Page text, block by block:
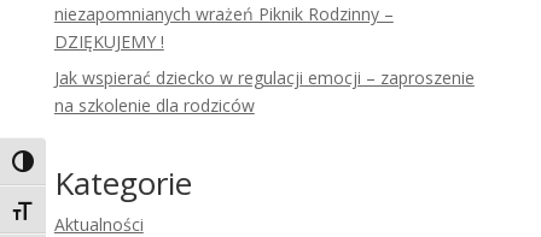
Toggle High Contrast
Toggle Font size
niezapomnianych wrażeń Piknik Rodzinny –
DZIĘKUJEMY !
Jak wspierać dziecko w regulacji emocji – zaproszenie
na szkolenie dla rodziców
Kategorie
Aktualności